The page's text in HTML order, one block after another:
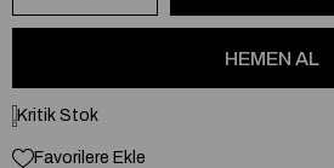
Kritik Stok
Favorilere Ekle